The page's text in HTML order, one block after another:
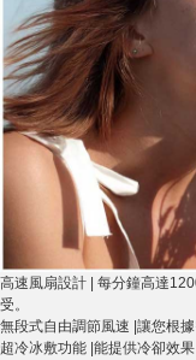
高速風扇設計 | 每分鐘高達
受。
無段式自由調節風速 |讓您根
超冷冰敷功能 |能提供冷卻效